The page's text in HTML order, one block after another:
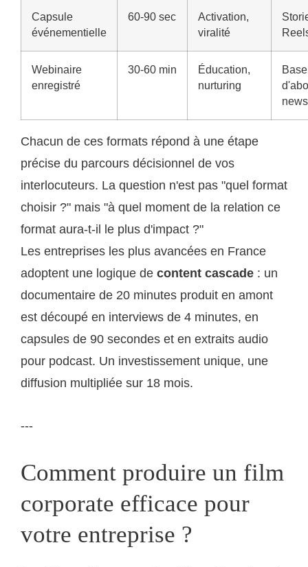
Capsule
événementielle
60-90 sec
Activation,
viralité
Webinaire
enregistré
30-60 min
Éducation,
nurturing
Base
Chacun de ces formats répond à une étape
précise du parcours décisionnel de vos
interlocuteurs. La question n'est pas "quel format
choisir ?" mais "à quel moment de la relation ce
format aura-t-il le plus d'impact ?"
Les entreprises les plus avancées en France
adoptent une logique de content cascade : un
documentaire de 20 minutes produit en amont
est découpé en interviews de 4 minutes, en
capsules de 90 secondes et en extraits audio
pour podcast. Un investissement unique, une
diffusion multipliée sur 18 mois.
---
Comment produire un film
corporate efficace pour
votre entreprise ?